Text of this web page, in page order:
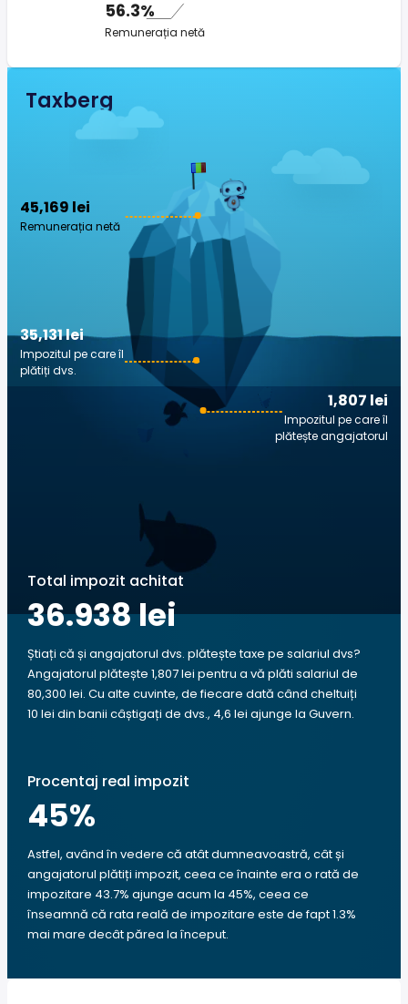
56.3%
Remunerația netă
Taxberg
45,169 lei
Remunerația netă
1,807 lei
Impozitul pe care îl
plătește angajatorul
35,131 lei
Impozitul pe care îl
plătiți dvs.
Total impozit achitat
36.938 lei
Știați că și angajatorul dvs. plătește taxe pe salariul dvs?
Angajatorul plătește 1,807 lei pentru a vă plăti salariul de
80,300 lei. Cu alte cuvinte, de fiecare dată când cheltuiți
10 lei din banii câștigați de dvs., 4,6 lei ajunge la Guvern.
Procentaj real impozit
45%
Astfel, având în vedere că atât dumneavoastră, cât și
angajatorul plătiți impozit, ceea ce înainte era o rată de
impozitare 43.7% ajunge acum la 45%, ceea ce
înseamnă că rata reală de impozitare este de fapt 1.3%
mai mare decât părea la început.